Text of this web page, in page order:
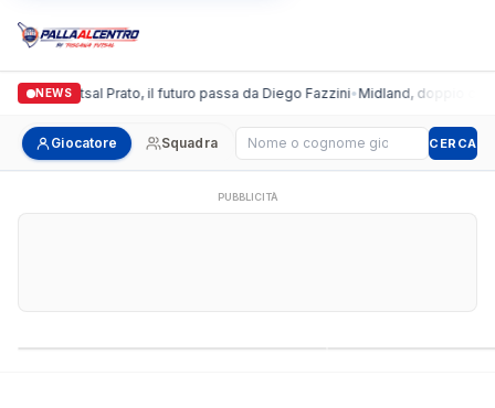
NEWS
Futsal Prato, il futuro passa da Diego Fazzini•Midland, doppio colpo
Giocatore Squadra Cerca giocatore CERCA
PUBBLICITÀ